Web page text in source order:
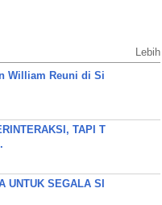
Lebih
William Reuni di Si
TAPI T
UNTUK SEGALA SI